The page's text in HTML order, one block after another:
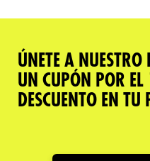
ÚNETE A NUESTRO
UN CUPÓN POR
DESCUENTO EN